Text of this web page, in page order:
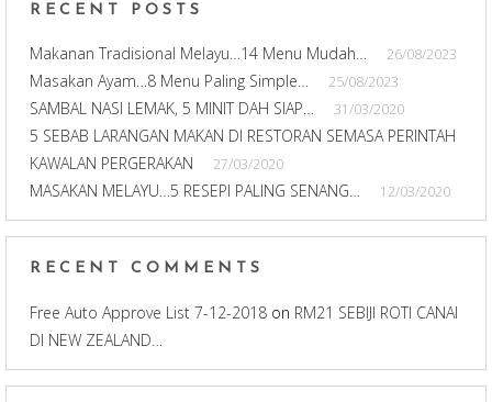
RECENT POSTS
Makanan Tradisional Melayu…14 Menu Mudah… 26/08/2023
Masakan Ayam…8 Menu Paling Simple… 25/08/2023
SAMBAL NASI LEMAK, 5 MINIT DAH SIAP… 31/03/2020
5 SEBAB LARANGAN MAKAN DI RESTORAN SEMASA PERINTAH
KAWALAN PERGERAKAN
27/03/2020
MASAKAN MELAYU…5 RESEPI PALING SENANG… 12/03/2020
RECENT COMMENTS
Free Auto Approve List 7-12-2018 on RM21 SEBIJI ROTI CANAI
DI NEW ZEALAND…